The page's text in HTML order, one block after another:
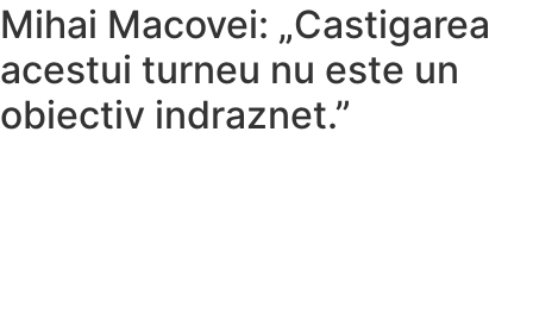
Mihai Macovei: „Castigarea
acestui turneu nu este un
obiectiv indraznet.”